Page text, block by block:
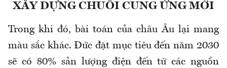
XÂY DỰNG CHUỖI CUNG ỨNG MỚI
Trong khi đó, bài toán của châu Âu lại mang
màu sắc khác. Đức đặt mục tiêu đến năm 2030
sẽ có 80% sản lượng điện đến từ các nguồn